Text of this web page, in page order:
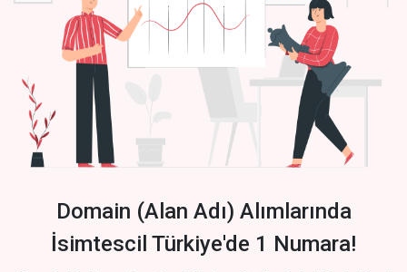
Domain (Alan Adı) Alımlarında
İsimtescil Türkiye'de 1 Numara!